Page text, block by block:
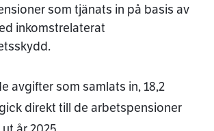
som tjänats in på basis av
inkomstrelaterat
avgifter som samlats in, 18,2
direkt till de arbetspensioner